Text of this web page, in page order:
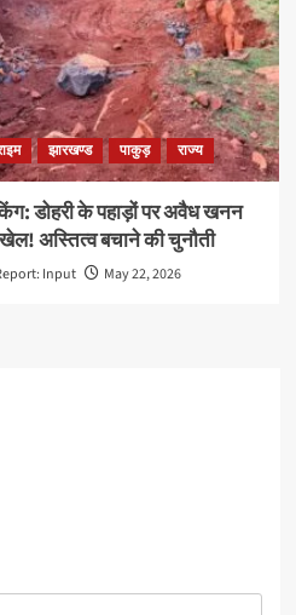
झारखण्ड पाकुड़ राज्य
डोहरी के पहाड़ों पर अवैध खनन
अस्तित्व बचाने की चुनौती
Input May 22, 2026